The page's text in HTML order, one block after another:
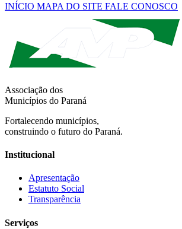
INÍCIO MAPA DO SITE FALE CONOSCO
Associação dos
Municípios do Paraná
Fortalecendo municípios,
construindo o futuro do Paraná.
Institucional
Apresentação
Estatuto Social
Transparência
Serviços